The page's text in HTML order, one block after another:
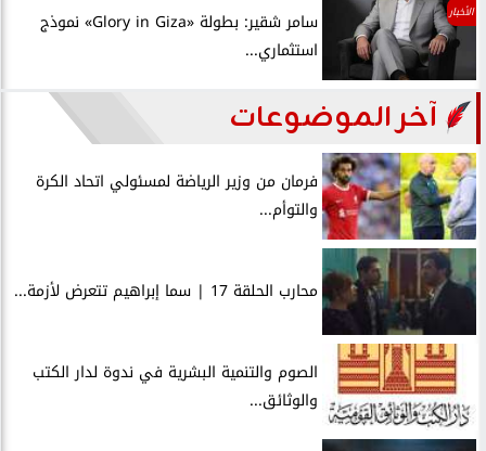
الأخبار
سامر شقير: بطولة «Glory in Giza» نموذج
استثماري...
آخر الموضوعات
فرمان من وزير الرياضة لمسئولي اتحاد الكرة
والتوأم...
محارب الحلقة 17 | سما إبراهيم تتعرض لأزمة...
الصوم والتنمية البشرية في ندوة لدار الكتب
والوثائق...